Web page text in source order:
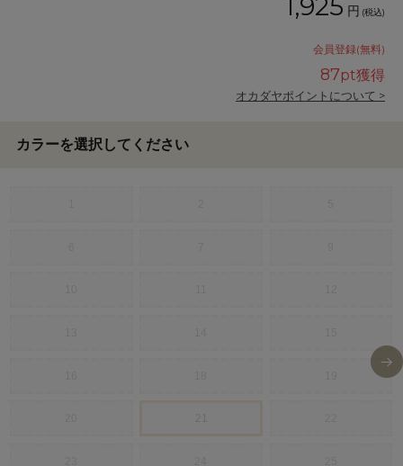
1,925 円 (税込)
会員登録(無料)
87pt獲得
オカダヤポイントについて >
カラーを選択してください